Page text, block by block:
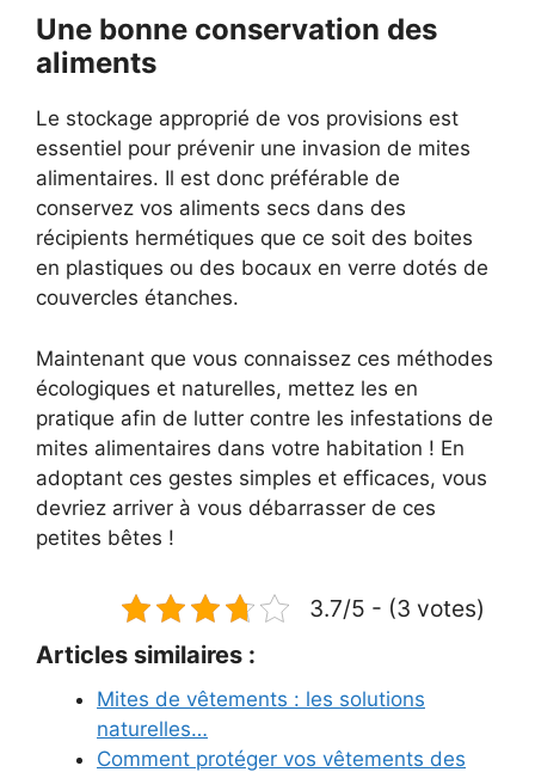
Une bonne conservation des
aliments
Le stockage approprié de vos provisions est
essentiel pour prévenir une invasion de mites
alimentaires. Il est donc préférable de
conservez vos aliments secs dans des
récipients hermétiques que ce soit des boites
en plastiques ou des bocaux en verre dotés de
couvercles étanches.
Maintenant que vous connaissez ces méthodes
écologiques et naturelles, mettez les en
pratique afin de lutter contre les infestations de
mites alimentaires dans votre habitation ! En
adoptant ces gestes simples et efficaces, vous
devriez arriver à vous débarrasser de ces
petites bêtes !
3.7/5 - (3 votes)
Articles similaires :
Mites de vêtements : les solutions
naturelles…
Comment protéger vos vêtements des